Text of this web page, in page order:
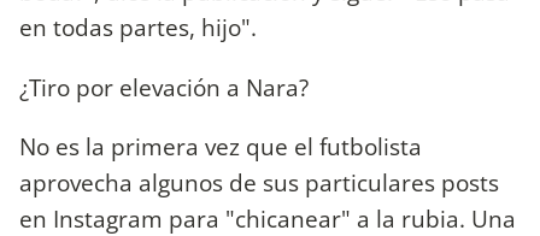
en todas partes, hijo".
¿Tiro por elevación a Nara?
No es la primera vez que el futbolista
aprovecha algunos de sus particulares posts
en Instagram para "chicanear" a la rubia. Una